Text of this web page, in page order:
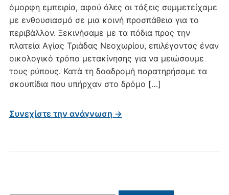
όμορφη εμπειρία, αφού όλες οι τάξεις συμμετείχαμε
με ενθουσιασμό σε μια κοινή προσπάθεια για το
περιβάλλον. Ξεκινήσαμε με τα πόδια προς την
πλατεία Αγίας Τριάδας Νεοχωρίου, επιλέγοντας έναν
οικολογικό τρόπο μετακίνησης για να μειώσουμε
τους ρύπους. Κατά τη δοαδρομή παρατηρήσαμε τα
σκουπίδια που υπήρχαν στο δρόμο […]
Συνεχίστε την ανάγνωση →